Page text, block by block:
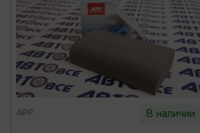
APP В наличии